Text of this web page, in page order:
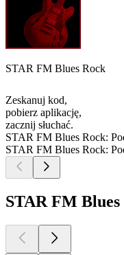
STAR FM Blues Rock
Zeskanuj kod,
pobierz aplikację,
zacznij słuchać.
STAR FM Blues Rock:
STAR FM Blues Rock:
STAR FM